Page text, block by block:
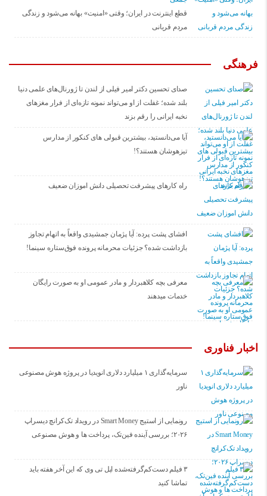
قطع اینترنت در ایران؛ وقتی «امنیت» بهانه می‌شود و زندگی
مردم قربانی
فرهنگی
صدای تحسین دکتر امیر فیلی از لندن تا ژورنال‌های علمی دنیا
بلند شده؛ غفلت از او می‌تواند نمونه تازه‌ای از فرار مغزهای
نخبه ایرانی را رقم بزند
آیا می‌دانستید، بیشترین قبولی های کنکور از مدارس
تیزهوشان هستند؟!
راه کارهای پیشرفت تحصیلی دانش اموزان ضعیف
افشای پشت پرده: آیا پژمان جمشیدی واقعاً به اتهام تجاوز
بازداشت شده؟ جزئیات محرمانه پرونده فوق‌ستاره سینما!
معرفی بچه کلاهبردار و مادر عمومی او به صورت رایگان
خدمات میدهند
اخبار فناوری
سرمایه‌گذاری ۱ میلیارد دلاری انویدیا در پروژه هوش مصنوعی
ناور
رونمایی از استیج Smart Money در رویداد تک‌کرانچ دیسراپ
۲۰۲۶؛ بررسی آینده فین‌تک، پرداخت‌ ها و هوش مصنوعی
۳ فیلم دست‌کم‌گرفته‌شده اپل تی وی که این آخر هفته باید
تماشا کنید